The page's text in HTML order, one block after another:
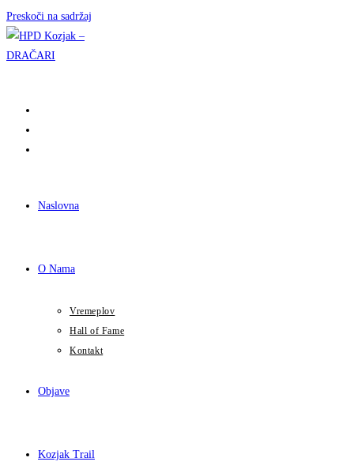
Preskoči na sadržaj
Naslovna
O Nama
Vremeplov
Hall of Fame
Kontakt
Objave
Kozjak Trail